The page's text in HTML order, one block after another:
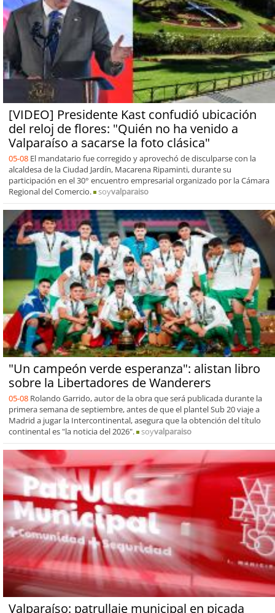
[VIDEO] Presidente Kast confudió ubicación
del reloj de flores: "Quién no ha venido a
Valparaíso a sacarse la foto clásica"
05-08 El mandatario fue corregido y aprovechó de disculparse con la
alcaldesa de la Ciudad Jardín, Macarena Ripaminti, durante su
participación en el 30° encuentro empresarial organizado por la Cámara
Regional del Comercio.
soyvalparaiso
"Un campeón verde esperanza": alistan libro
sobre la Libertadores de Wanderers
05-08 Rolando Garrido, autor de la obra que será publicada durante la
primera semana de septiembre, antes de que el plantel Sub 20 viaje a
Madrid a jugar la Intercontinental, asegura que la obtención del título
continental es "la noticia del 2026".
soyvalparaiso
Valparaíso: patrullaje municipal en picada